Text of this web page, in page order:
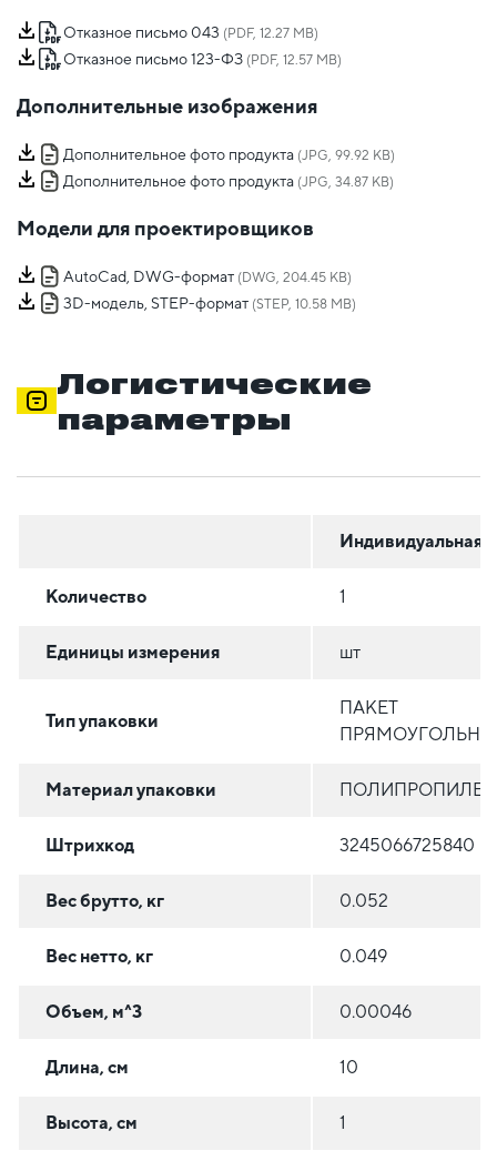
Отказное письмо 043 (PDF, 12.27 MB)
Отказное письмо 123-ФЗ (PDF, 12.57 MB)
Дополнительные изображения
Дополнительное фото продукта (JPG, 99.92 KB)
Дополнительное фото продукта (JPG, 34.87 KB)
Модели для проектировщиков
AutoCad, DWG-формат (DWG, 204.45 KB)
3D-модель, STEP-формат (STEP, 10.58 MB)
Логистические
параметры
Индивидуальная
Количество 1
Единицы измерения шт
Тип упаковки
ПАКЕТ
Материал упаковки ПОЛИПРОПИЛЕН
Штрихкод 3245066725840
Вес брутто, кг 0.052
Вес нетто, кг 0.049
Объем, м^3 0.00046
Длина, см 10
Высота, см 1